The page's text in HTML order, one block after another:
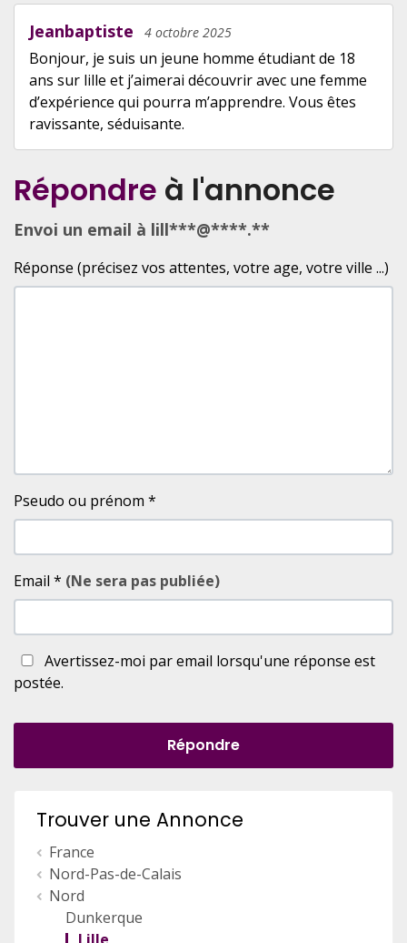
Jeanbaptiste 4 octobre 2025
Bonjour, je suis un jeune homme étudiant de 18
ans sur lille et j’aimerai découvrir avec une femme
d’expérience qui pourra m’apprendre. Vous êtes
ravissante, séduisante.
Répondre à l'annonce
Envoi un email à lill***@****.**
Réponse (précisez vos attentes, votre age, votre ville ...)
Pseudo ou prénom *
Email * (Ne sera pas publiée)
Avertissez-moi par email lorsqu'une réponse est
postée.
Répondre
Trouver une Annonce
France
Nord-Pas-de-Calais
Nord
Dunkerque